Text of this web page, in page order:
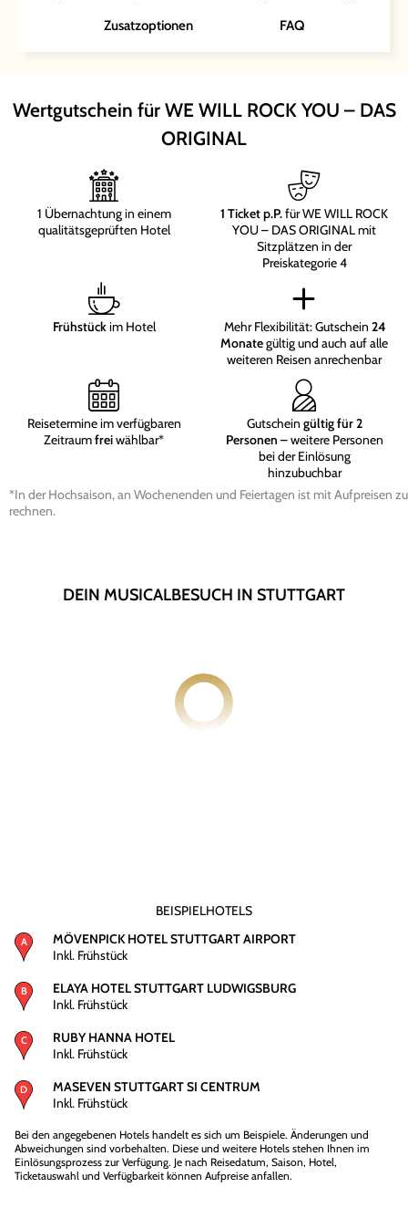
Zusatzoptionen FAQ
Wertgutschein für WE WILL ROCK YOU – DAS
ORIGINAL
1 Übernachtung in einem
qualitätsgeprüften Hotel
1 Ticket p.P.für WE WILL ROCK
YOU – DAS ORIGINAL mit
Sitzplätzen in der
Preiskategorie 4
Frühstückim Hotel Mehr Flexibilität: Gutschein 24
Monategültig und auch auf alle
weiteren Reisen anrechenbar
Reisetermine im verfügbaren
Zeitraumfreiwählbar*
Gutschein gültig für 2
Personen – weitere Personen
bei der Einlösung
hinzubuchbar
*In der Hochsaison, an Wochenenden und Feiertagen ist mit Aufpreisen zu
rechnen.
DEIN MUSICALBESUCH IN STUTTGART
BEISPIELHOTELS
MÖVENPICK HOTEL STUTTGART AIRPORT
Inkl. Frühstück
ELAYA HOTEL STUTTGART LUDWIGSBURG
Inkl. Frühstück
RUBY HANNA HOTEL
Inkl. Frühstück
MASEVEN STUTTGART SI CENTRUM
Inkl. Frühstück
Bei den angegebenen Hotels handelt es sich um Beispiele. Änderungen und
Abweichungen sind vorbehalten. Diese und weitere Hotels stehen Ihnen im
Einlösungsprozess zur Verfügung. Je nach Reisedatum, Saison, Hotel,
Ticketauswahl und Verfügbarkeit können Aufpreise anfallen.